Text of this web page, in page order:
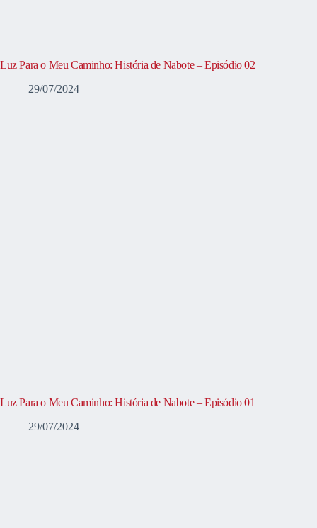
Luz Para o Meu Caminho: História de Nabote – Episódio 02
29/07/2024
Luz Para o Meu Caminho: História de Nabote – Episódio 01
29/07/2024